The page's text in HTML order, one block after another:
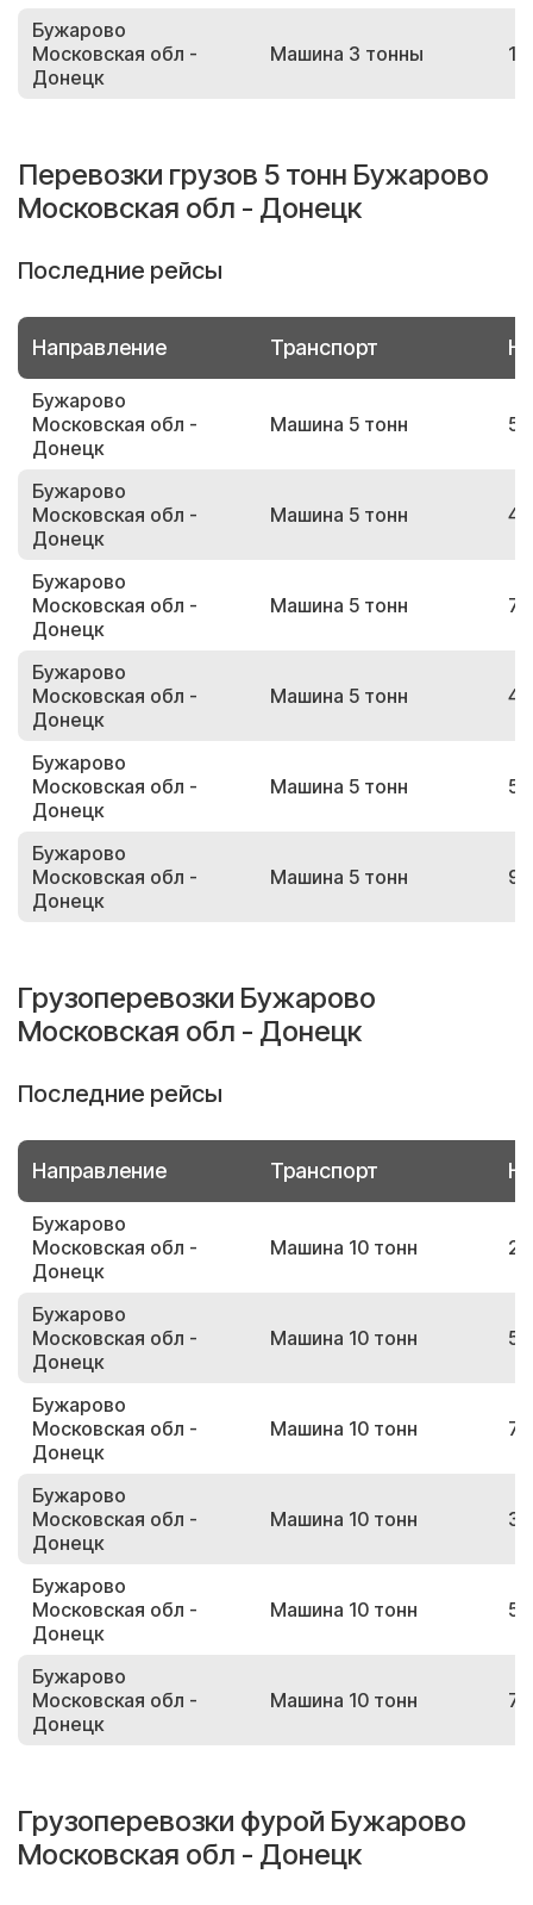
Бужарово
Московская обл -
Донецк
Машина 3 тонны
Перевозки грузов 5 тонн Бужарово
Московская обл - Донецк
Последние рейсы
Направление Транспорт
Бужарово
Московская обл -
Донецк
Машина 5 тонн
Бужарово
Московская обл -
Донецк
Машина 5 тонн
Бужарово
Московская обл -
Донецк
Машина 5 тонн
Бужарово
Московская обл -
Донецк
Машина 5 тонн
Бужарово
Московская обл -
Донецк
Машина 5 тонн
Бужарово
Московская обл -
Донецк
Машина 5 тонн
Грузоперевозки Бужарово
Московская обл - Донецк
Последние рейсы
Направление Транспорт
Бужарово
Московская обл -
Донецк
Машина 10 тонн
Бужарово
Московская обл -
Донецк
Машина 10 тонн
Бужарово
Московская обл -
Донецк
Машина 10 тонн
Бужарово
Московская обл -
Донецк
Машина 10 тонн
Бужарово
Московская обл -
Донецк
Машина 10 тонн
Бужарово
Московская обл -
Донецк
Машина 10 тонн
Грузоперевозки фурой Бужарово
Московская обл - Донецк